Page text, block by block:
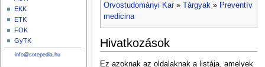
Orvostudományi Kar» Tárgyak» Preventív
medicina
Hivatkozások
Ez azoknak az oldalaknak a listája, amelyek
EKK
ETK
FOK
GyTK
info@sotepedia.hu